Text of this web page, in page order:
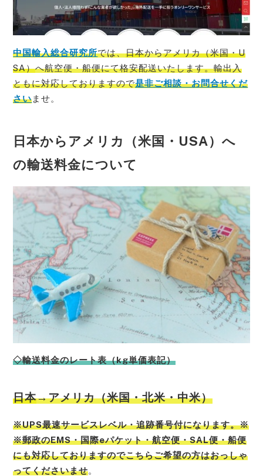
中国輸入総合研究所では、日本からアメリカ（米国・U
SA）へ航空便・船便にて格安配送いたします。輸出入
ともに対応しておりますので是非ご相談・お問合せくだ
さいませ。
日本からアメリカ（米国・USA）へ
の輸送料金について
◇輸送料金のレート表（kg単価表記）
日本→アメリカ（米国・北米・中米）
※UPS最速サービスレベル・追跡番号付になります。※
※郵政のEMS・国際eパケット・航空便・SAL便・船便
にも対応しておりますのでこちらご希望の方はおっしゃ
ってくださいませ。